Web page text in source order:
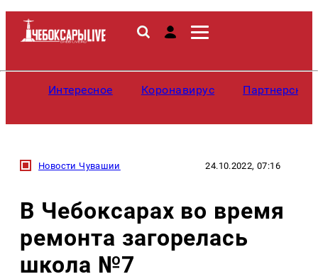
Интересное Коронавирус
Новости Чувашии 24.10.2022, 07:16
В Чебоксарах во время
ремонта загорелась
школа №7